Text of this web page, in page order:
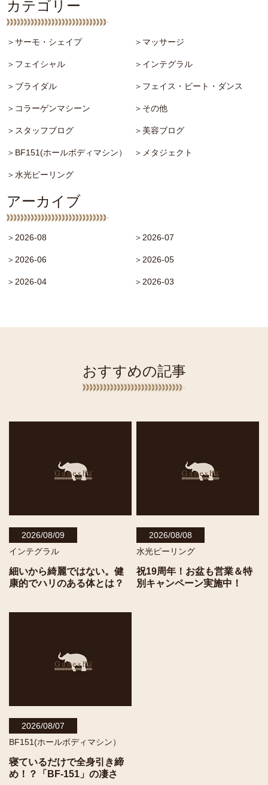
カテゴリー
＞サーモ・シェイプ ＞マッサージ
＞フェイシャル ＞インテグラル
＞ブライダル ＞フェイス・ビート・ダンス
＞コラーゲンマシーン ＞その他
＞スタッフブログ ＞美容ブログ
＞BF151(ホールボディマシン） ＞メタジェクト
＞水光ピーリング
アーカイブ
＞2026-08 ＞2026-07
＞2026-06 ＞2026-05
＞2026-04 ＞2026-03
おすすめの記事
2026/08/09
インテグラル
細いから綺麗ではない。健
康的でハリのある体とは？
2026/08/08
水光ピーリング
祝19周年！お盆も営業＆特
別キャンペーン実施中！
2026/08/07
BF151(ホールボディマシン）
寝ているだけで全身引き締
め！？「BF-151」の凄さ